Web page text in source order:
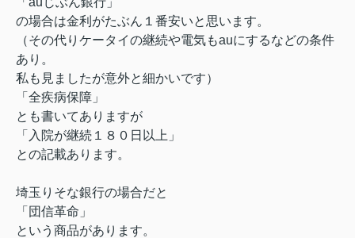
の場合は金利がたぶん１番安いと思います。
（その代りケータイの継続や電気もauにするなどの条件
あり。
私も見ましたが意外と細かいです）
「全疾病保障」
とも書いてありますが
「入院が継続１８０日以上」
との記載あります。
埼玉りそな銀行の場合だと
「団信革命」
という商品があります。